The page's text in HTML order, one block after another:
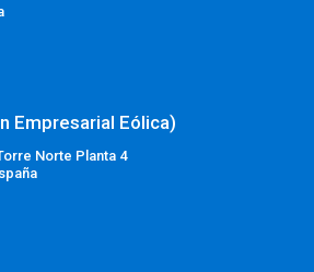
Empresarial Eólica)
Norte Planta 4